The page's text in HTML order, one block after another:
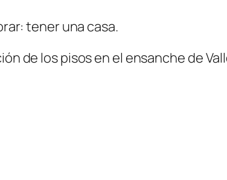
tener una casa.
de los pisos en el ensanche de